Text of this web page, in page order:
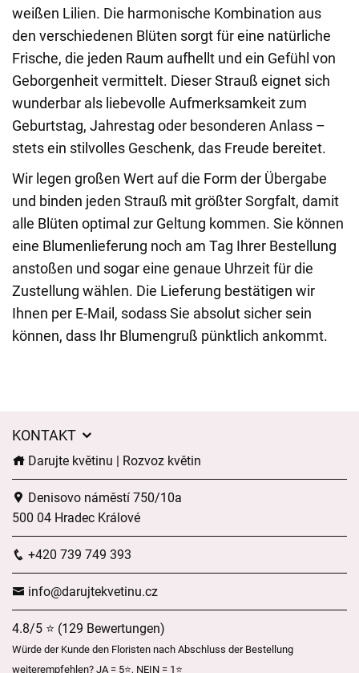
weißen Lilien. Die harmonische Kombination aus
den verschiedenen Blüten sorgt für eine natürliche
Frische, die jeden Raum aufhellt und ein Gefühl von
Geborgenheit vermittelt. Dieser Strauß eignet sich
wunderbar als liebevolle Aufmerksamkeit zum
Geburtstag, Jahrestag oder besonderen Anlass –
stets ein stilvolles Geschenk, das Freude bereitet.
Wir legen großen Wert auf die Form der Übergabe
und binden jeden Strauß mit größter Sorgfalt, damit
alle Blüten optimal zur Geltung kommen. Sie können
eine Blumenlieferung noch am Tag Ihrer Bestellung
anstoßen und sogar eine genaue Uhrzeit für die
Zustellung wählen. Die Lieferung bestätigen wir
Ihnen per E-Mail, sodass Sie absolut sicher sein
können, dass Ihr Blumengruß pünktlich ankommt.
KONTAKT
Darujte květinu | Rozvoz květin
Denisovo náměstí 750/10a
500 04 Hradec Králové
+420 739 749 393
info@darujtekvetinu.cz
4.8/5 ⭐ (129 Bewertungen)
Würde der Kunde den Floristen nach Abschluss der Bestellung
weiterempfehlen? JA = 5⭐, NEIN = 1⭐